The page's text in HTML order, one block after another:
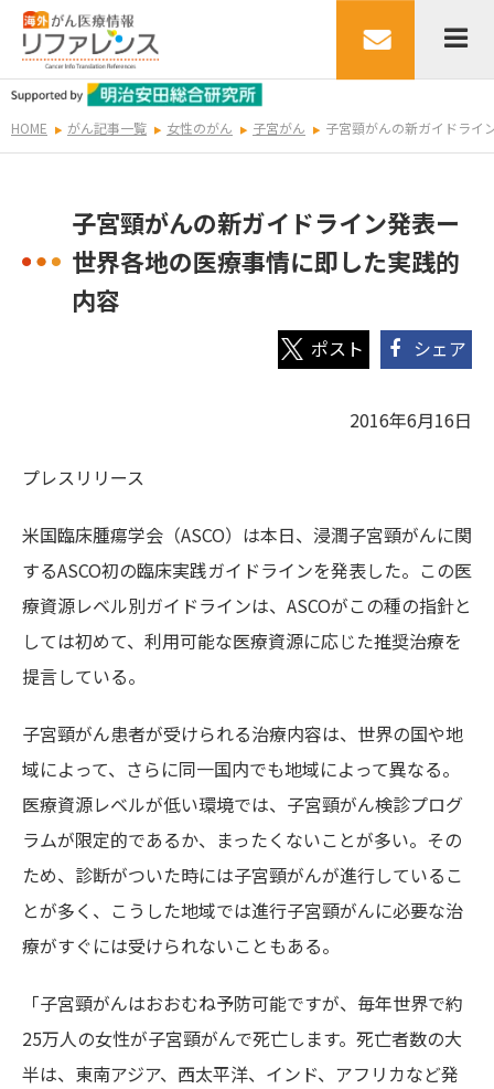
HOME がん記事一覧 女性のがん 子宮がん 子宮頸がんの新ガイドライ
子宮頸がんの新ガイドライン発表ー
世界各地の医療事情に即した実践的
内容
シェア
2016年6月16日
プレスリリース
米国臨床腫瘍学会（ASCO）は本日、浸潤子宮頸がんに関
するASCO初の臨床実践ガイドラインを発表した。この医
療資源レベル別ガイドラインは、ASCOがこの種の指針と
しては初めて、利用可能な医療資源に応じた推奨治療を
提言している。
子宮頸がん患者が受けられる治療内容は、世界の国や地
域によって、さらに同一国内でも地域によって異なる。
医療資源レベルが低い環境では、子宮頸がん検診プログ
ラムが限定的であるか、まったくないことが多い。その
ため、診断がついた時には子宮頸がんが進行しているこ
とが多く、こうした地域では進行子宮頸がんに必要な治
療がすぐには受けられないこともある。
「子宮頸がんはおおむね予防可能ですが、毎年世界で約
25万人の女性が子宮頸がんで死亡します。死亡者数の大
半は、東南アジア、西太平洋、インド、アフリカなど発